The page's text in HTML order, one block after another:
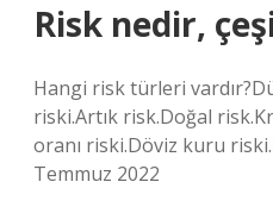
Risk nedir,
Hangi risk türleri
riski.Artık risk.Doğal
oranı riski.Döviz kuru
Temmuz 2022